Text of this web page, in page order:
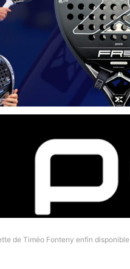
de Timéo Fonteny enfin disponible